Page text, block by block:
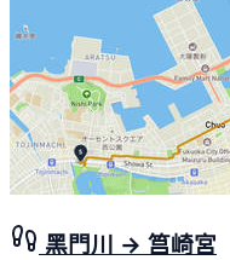
黑門川 → 筥崎宮